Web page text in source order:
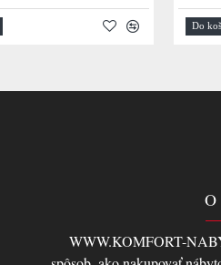
Do
O
WWW.KOMFORT-